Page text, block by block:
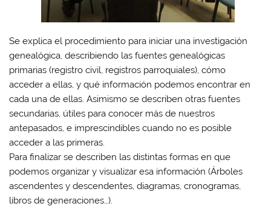
Se explica el procedimiento para iniciar una investigación
genealógica, describiendo las fuentes genealógicas
primarias (registro civil, registros parroquiales), cómo
acceder a ellas, y qué información podemos encontrar en
cada una de ellas. Asimismo se describen otras fuentes
secundarias, útiles para conocer más de nuestros
antepasados, e imprescindibles cuando no es posible
acceder a las primeras.
Para finalizar se describen las distintas formas en que
podemos organizar y visualizar esa información (Árboles
ascendentes y descendentes, diagramas, cronogramas,
libros de generaciones…).